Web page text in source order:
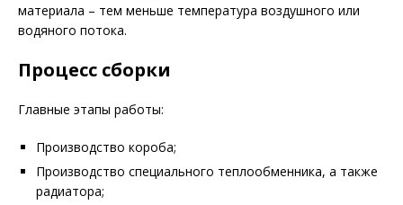
материала – тем меньше температура воздушного или
водяного потока.
Процесс сборки
Главные этапы работы:
Производство короба;
Производство специального теплообменника, а также
радиатора;